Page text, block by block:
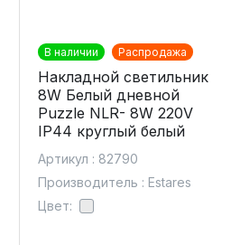
В наличии Распродажа
Накладной светильник
8W Белый дневной
Puzzle NLR- 8W 220V
IP44 круглый белый
Артикул : 82790
Производитель : Estares
Цвет: